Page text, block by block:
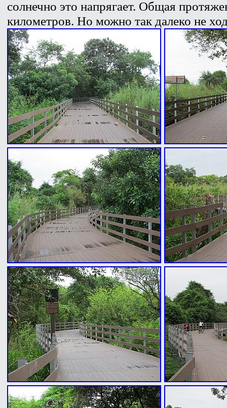
солнечно это напрягает. Общая
километров. Но можно так далеко не